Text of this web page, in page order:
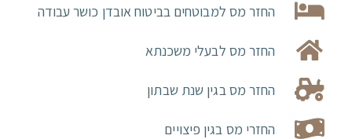
החזר מס למבוטחים בביטוח אובדן כושר עבודה
החזר מס לבעלי משכנתא
החזר מס בגין שנת שבתון
החזרי מס בגין פיצויים